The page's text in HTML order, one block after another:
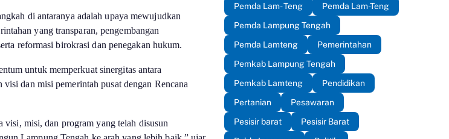
di antaranya adalah upaya mewujudkan
yang transparan, pengembangan
reformasi birokrasi dan penegakan hukum.
untuk memperkuat sinergitas antara
dan misi pemerintah pusat dengan Rencana
misi, dan program yang telah disusun
Pemda Lam- Teng
Pemda Lam-Teng
Pemda Lampung Tengah
Pemda Lamteng
Pemerintahan
Pemkab Lampung Tengah
Pemkab Lamteng
Pendidikan
Pertanian
Pesawaran
Pesisir barat
Pesisir Barat